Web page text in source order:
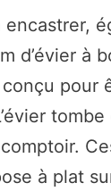
d’évier à
pour
à plat